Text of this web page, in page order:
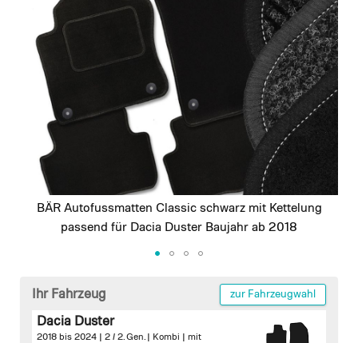
images
gallery
BÄR Autofussmatten Classic schwarz mit Kettelung
passend für Dacia Duster Baujahr ab 2018
beginning
Ihr Fahrzeug zur Fahrzeugwahl
Dacia Duster
2018 bis 2024 | 2 / 2. Gen. | Kombi | mit